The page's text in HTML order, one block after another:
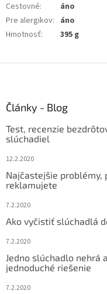
Cestovné:
áno
Pre alergikov: áno
Hmotnosť: 395 g
Články - Blog
Test, recenzie
slúchadiel
12.2.2020
Najčastejšie problémy,
reklamujete
7.2.2020
Ako vyčistiť slúchadlá
7.2.2020
Jedno slúchadlo nehrá
jednoduché riešenie
7.2.2020